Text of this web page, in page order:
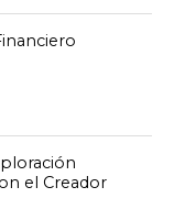
el Creador